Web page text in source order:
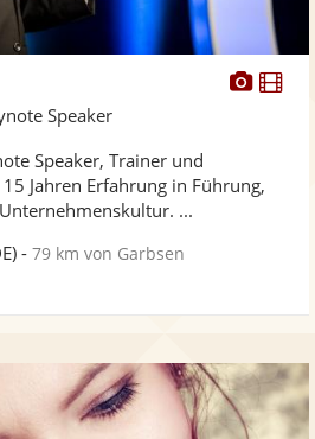
Speaker
Speaker, Trainer und
Jahren Erfahrung in Führung,
...
-79 km von Garbsen